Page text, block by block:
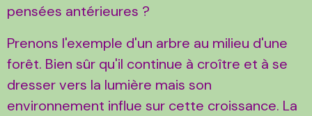
pensées antérieures ?
Prenons l'exemple d'un arbre au milieu d'une
forêt. Bien sûr qu'il continue à croître et à se
dresser vers la lumière mais son
environnement influe sur cette croissance. La